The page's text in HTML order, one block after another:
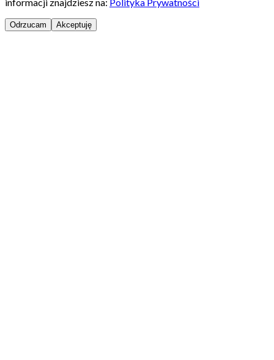
Odrzucam Akceptuję